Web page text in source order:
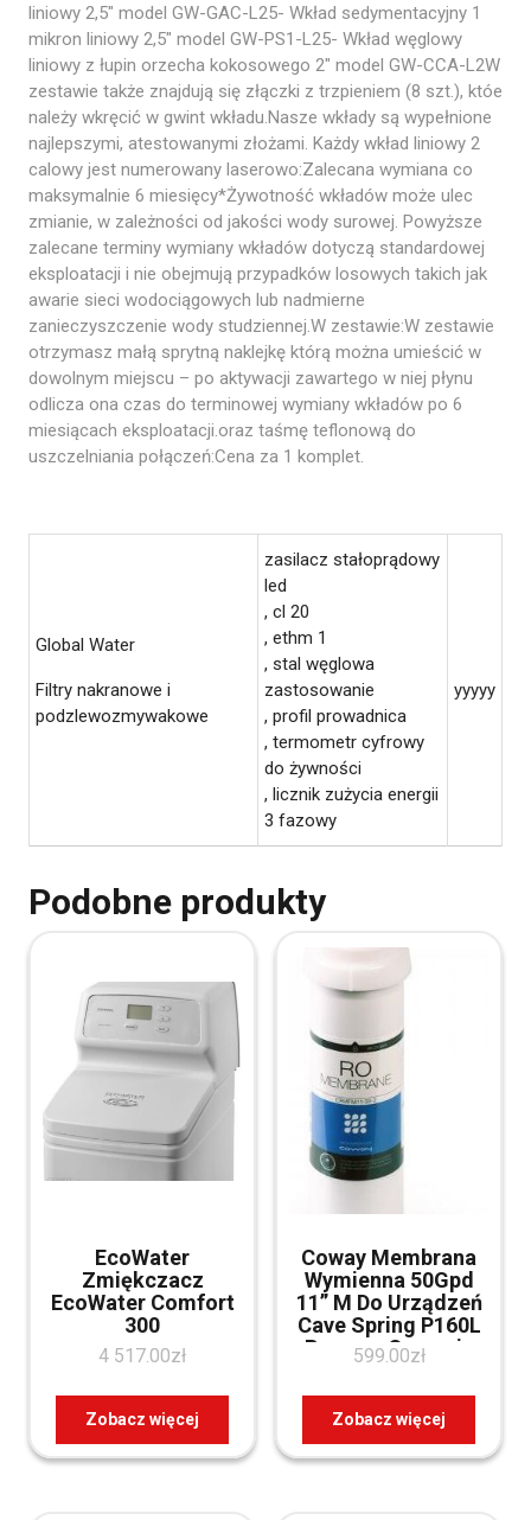
liniowy 2,5″ model GW-GAC-L25- Wkład sedymentacyjny 1
mikron liniowy 2,5″ model GW-PS1-L25- Wkład węglowy
liniowy z łupin orzecha kokosowego 2″ model GW-CCA-L2W
zestawie także znajdują się złączki z trzpieniem (8 szt.), któe
należy wkręcić w gwint wkładu.Nasze wkłady są wypełnione
najlepszymi, atestowanymi złożami. Każdy wkład liniowy 2
calowy jest numerowany laserowo:Zalecana wymiana co
maksymalnie 6 miesięcy*Żywotność wkładów może ulec
zmianie, w zależności od jakości wody surowej. Powyższe
zalecane terminy wymiany wkładów dotyczą standardowej
eksploatacji i nie obejmują przypadków losowych takich jak
awarie sieci wodociągowych lub nadmierne
zanieczyszczenie wody studziennej.W zestawie:W zestawie
otrzymasz małą sprytną naklejkę którą można umieścić w
dowolnym miejscu – po aktywacji zawartego w niej płynu
odlicza ona czas do terminowej wymiany wkładów po 6
miesiącach eksploatacji.oraz taśmę teflonową do
uszczelniania połączeń:Cena za 1 komplet.
Global Water
Filtry nakranowe i
podzlewozmywakowe
zasilacz stałoprądowy
led
, cl 20
, ethm 1
, stal węglowa
zastosowanie
, profil prowadnica
, termometr cyfrowy
do żywności
, licznik zużycia energii
3 fazowy
yyyyy
Podobne produkty
EcoWater
Zmiękczacz
EcoWater Comfort
300
4 517.00zł
Zobacz więcej
Coway Membrana
Wymienna 50Gpd
11” M Do Urządzeń
Cave Spring P160L
Reverse Osmosis
Crmfm1150
CRMFM1150
599.00zł
Zobacz więcej